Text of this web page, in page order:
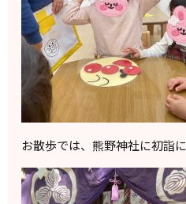
お散歩では、熊野神社に初詣